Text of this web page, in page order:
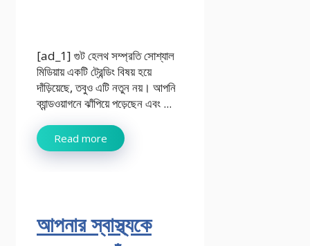
[ad_1] গুট হেলথ সম্প্রতি সোশ্যাল
মিডিয়ায় একটি ট্রেন্ডিং বিষয় হয়ে
দাঁড়িয়েছে, তবুও এটি নতুন নয়। আপনি
ব্যান্ডওয়াগনে ঝাঁপিয়ে পড়েছেন এবং ...
Read more
আপনার স্বাস্থ্যকে